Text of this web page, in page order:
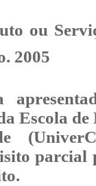
ou
2005
Escola
parcial